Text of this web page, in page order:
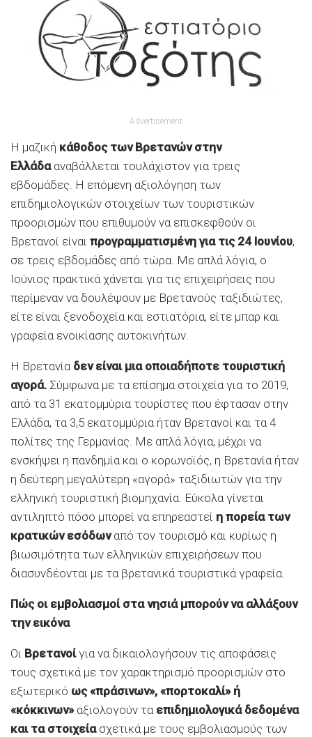
Advertisement
Η μαζική κάθοδος των Βρετανών στην
Ελλάδααναβάλλεται τουλάχιστον για τρεις
εβδομάδες. Η επόμενη αξιολόγηση των
επιδημιολογικών στοιχείων των τουριστικών
προορισμών που επιθυμούν να επισκεφθούν οι
Βρετανοί είναι προγραμματισμένη για τις 24 Ιουνίου,
σε τρεις εβδομάδες από τώρα. Με απλά λόγια, ο
Ιούνιος πρακτικά χάνεται για τις επιχειρήσεις που
περίμεναν να δουλέψουν με Βρετανούς ταξιδιώτες,
είτε είναι ξενοδοχεία και εστιατόρια, είτε μπαρ και
γραφεία ενοικίασης αυτοκινήτων.
Η Βρετανία δεν είναι μια οποιαδήποτε τουριστική
αγορά. Σύμφωνα με τα επίσημα στοιχεία για το 2019,
από τα 31 εκατομμύρια τουρίστες που έφτασαν στην
Ελλάδα, τα 3,5 εκατομμύρια ήταν Βρετανοί και τα 4
πολίτες της Γερμανίας. Με απλά λόγια, μέχρι να
ενσκήψει η πανδημία και ο κορωνοϊός, η Βρετανία ήταν
η δεύτερη μεγαλύτερη «αγορά» ταξιδιωτών για την
ελληνική τουριστική βιομηχανία. Εύκολα γίνεται
αντιληπτό πόσο μπορεί να επηρεαστεί η πορεία των
κρατικών εσόδωναπό τον τουρισμό και κυρίως η
βιωσιμότητα των ελληνικών επιχειρήσεων που
διασυνδέονται με τα βρετανικά τουριστικά γραφεία.
Πώς οι εμβολιασμοί στα νησιά μπορούν να αλλάξουν
την εικόνα
Οι Βρετανοίγια να δικαιολογήσουν τις αποφάσεις
τους σχετικά με τον χαρακτηρισμό προορισμών στο
εξωτερικό ως «πράσινων», «πορτοκαλί» ή
«κόκκινων»αξιολογούν τα επιδημιολογικά δεδομένα
και τα στοιχείασχετικά με τους εμβολιασμούς των